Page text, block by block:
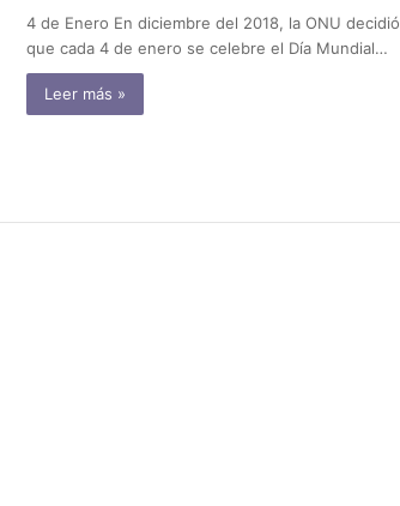
4 de Enero En diciembre del 2018, la ONU decidió
que cada 4 de enero se celebre el Día Mundial…
Leer más »